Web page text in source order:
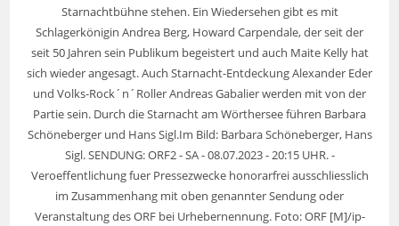
Starnachtbühne stehen. Ein Wiedersehen gibt es mit
Schlagerkönigin Andrea Berg, Howard Carpendale, der seit der
seit 50 Jahren sein Publikum begeistert und auch Maite Kelly hat
sich wieder angesagt. Auch Starnacht-Entdeckung Alexander Eder
und Volks-Rock´n´Roller Andreas Gabalier werden mit von der
Partie sein. Durch die Starnacht am Wörthersee führen Barbara
Schöneberger und Hans Sigl.Im Bild: Barbara Schöneberger, Hans
Sigl. SENDUNG: ORF2 - SA - 08.07.2023 - 20:15 UHR. -
Veroeffentlichung fuer Pressezwecke honorarfrei ausschliesslich
im Zusammenhang mit oben genannter Sendung oder
Veranstaltung des ORF bei Urhebernennung. Foto: ORF [M]/ip-